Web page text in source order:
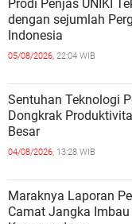
Prodi Penjas UNIKI
dengan sejumlah
Indonesia
05/08/2026, 22:04 WIB
Sentuhan Teknologi
Dongkrak
Besar
04/08/2026, 13:28 WIB
Maraknya Laporan
Camat Jangka